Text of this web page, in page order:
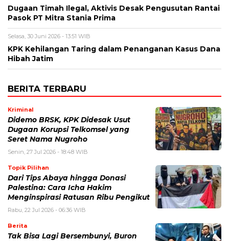
Dugaan Timah Ilegal, Aktivis Desak Pengusutan Rantai
Pasok PT Mitra Stania Prima
Selasa, 30 Juni 2026 - 13:51 WIB
KPK Kehilangan Taring dalam Penanganan Kasus Dana
Hibah Jatim
BERITA TERBARU
Kriminal
Didemo BRSK, KPK Didesak Usut
Dugaan Korupsi Telkomsel yang
Seret Nama Nugroho
Senin, 27 Jul 2026 - 18:48 WIB
Topik Pilihan
Dari Tips Abaya hingga Donasi
Palestina: Cara Icha Hakim
Menginspirasi Ratusan Ribu Pengikut
Rabu, 22 Jul 2026 - 06:36 WIB
Berita
Tak Bisa Lagi Bersembunyi, Buron